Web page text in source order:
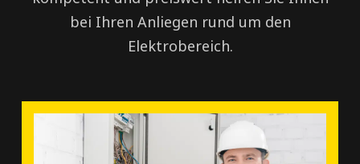
bei Ihren Anliegen rund um den
Elektrobereich.